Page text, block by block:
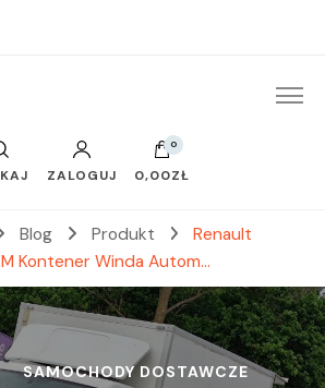
ZALOGUJ
0
0,00ZŁ
Blog Produkt
Renault
Kontener Winda Autom…
SAMOCHODY DOSTAWCZE